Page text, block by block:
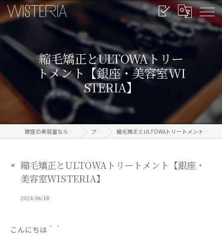
縮毛矯正とULTOWAトリー
トメント【銀座・美容室WI
STERIA】
銀座の美容室なら信頼のWISTERIA ブログ 縮毛矯正とULTOWAトリートメント【銀座・美容室WISTERIA】
縮毛矯正とULTOWAトリートメント【銀座・
美容室WISTERIA】
2024/06/18
こんにちは＾＾